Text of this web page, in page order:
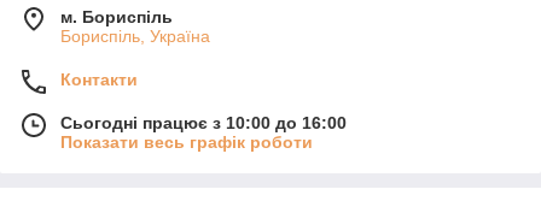
м. Бориспіль
Бориспіль, Україна
Контакти
Сьогодні працює з 10:00 до 16:00
Показати весь графік роботи